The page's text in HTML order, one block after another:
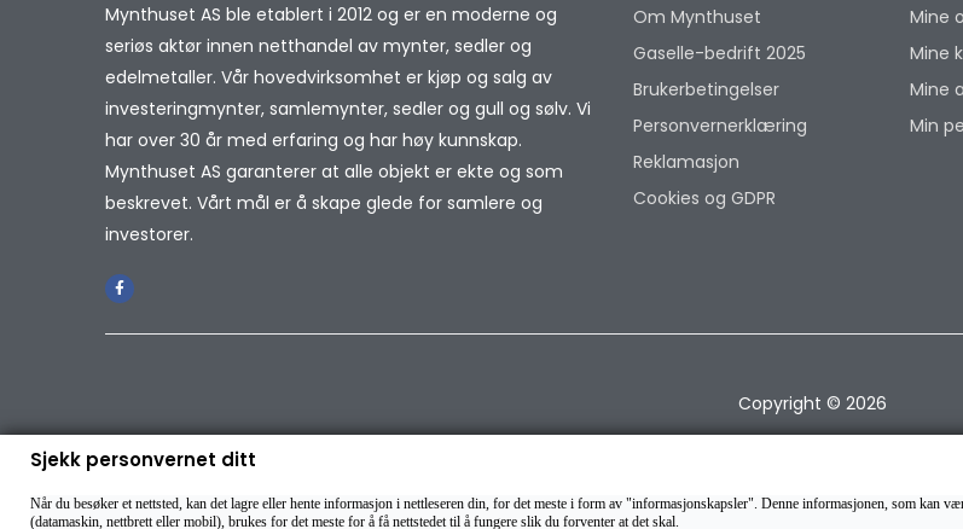
Mynthuset AS ble etablert i 2012 og er en moderne og
seriøs aktør innen netthandel av mynter, sedler og
edelmetaller. Vår hovedvirksomhet er kjøp og salg av
investeringmynter, samlemynter, sedler og gull og sølv. Vi
har over 30 år med erfaring og har høy kunnskap.
Mynthuset AS garanterer at alle objekt er ekte og som
beskrevet. Vårt mål er å skape glede for samlere og
investorer.
Om Mynthuset
Gaselle-bedrift 2025
Brukerbetingelser
Personvernerklæring
Reklamasjon
Cookies og GDPR
Mine
Mine
Mine
Min
Copyright © 2026
Sjekk personvernet ditt
Når du besøker et nettsted, kan det lagre eller hente informasjon i nettleseren din, for det meste i form av "informasjonskapsler". Denne informasjonen, som kan
(datamaskin, nettbrett eller mobil), brukes for det meste for å få nettstedet til å fungere slik du forventer at det skal.